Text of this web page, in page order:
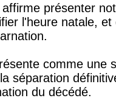
présenter
l'heure natale,
comme une
séparation
du décédé.